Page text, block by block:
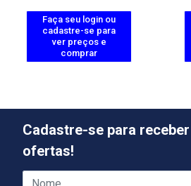
Faça seu login ou
cadastre-se para
ver preços e
comprar
Cadastre-se para
ofertas!